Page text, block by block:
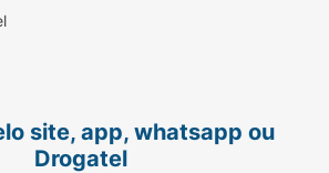
site, app, whatsapp ou
Drogatel